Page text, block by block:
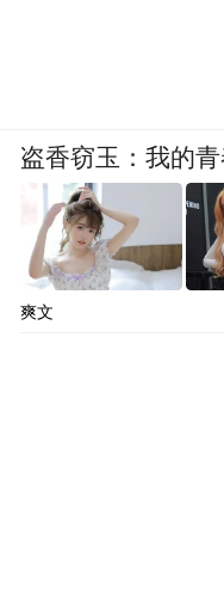
盗香窃玉：我的
爽文